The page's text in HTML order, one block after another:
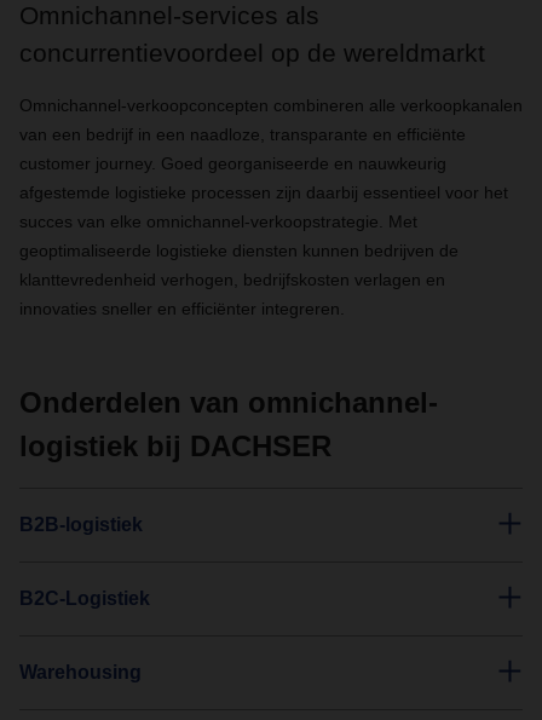
Omnichannel-services als
concurrentievoordeel op de wereldmarkt
Omnichannel-verkoopconcepten combineren alle verkoopkanalen
van een bedrijf in een naadloze, transparante en efficiënte
customer journey. Goed georganiseerde en nauwkeurig
afgestemde logistieke processen zijn daarbij essentieel voor het
succes van elke omnichannel-verkoopstrategie. Met
geoptimaliseerde logistieke diensten kunnen bedrijven de
klanttevredenheid verhogen, bedrijfskosten verlagen en
innovaties sneller en efficiënter integreren.
Onderdelen van omnichannel-
logistiek bij DACHSER
B2B-logistiek
B2C-Logistiek
Warehousing